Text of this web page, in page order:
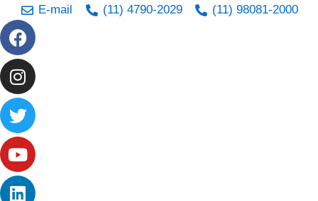
para
o
conteúdo
E-mail (11) 4790-2029 (11) 98081-2000
Facebook
Instagram
Twitter
Youtube
Linkedin
Slideshare